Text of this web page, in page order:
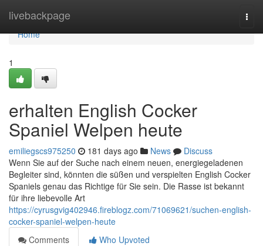
livebackpage
Home
Home
1
erhalten English Cocker
Spaniel Welpen heute
emiliegscs975250 181 days ago News
Discuss
Wenn Sie auf der Suche nach einem neuen, energiegeladenen
Begleiter sind, könnten die süßen und verspielten English Cocker
Spaniels genau das Richtige für Sie sein. Die Rasse ist bekannt
für ihre liebevolle Art
https://cyrusgvig402946.fireblogz.com/71069621/suchen-english-
cocker-spaniel-welpen-heute
Comments
Who Upvoted